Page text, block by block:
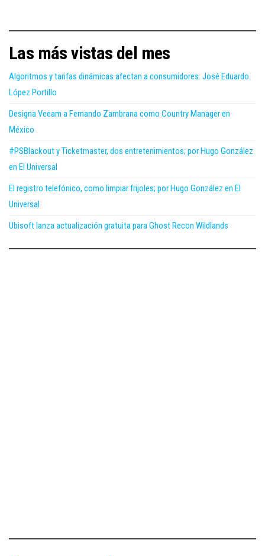
Las más vistas del mes
Algoritmos y tarifas dinámicas afectan a consumidores: José Eduardo
López Portillo
Designa Veeam a Fernando Zambrana como Country Manager en
México
#PSBlackout y Ticketmaster, dos entretenimientos; por Hugo González
en El Universal
El registro telefónico, como limpiar frijoles; por Hugo González en El
Universal
Ubisoft lanza actualización gratuita para Ghost Recon Wildlands